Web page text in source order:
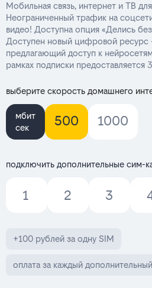
Мобильная связь, интернет и ТВ
Неограниченный трафик на
видео! Доступна опция «Делись
Доступен новый цифровой ресурс
предлагающий доступ к
рамках подписки предоставляется
выберите скорость домашнего
мбит
сек
500 1000
подключить дополнительные сим-
1 2 3
+100 рублей за одну SIM
оплата за каждый